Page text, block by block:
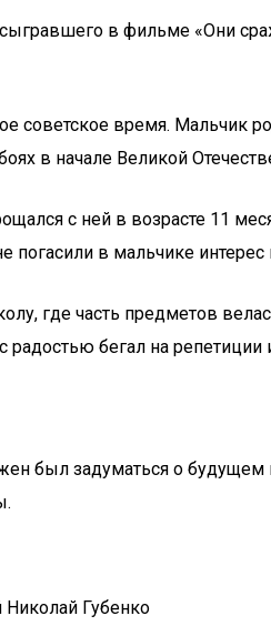
в фильме «Они
советское время. Мальчик
в начале Великой
с ней в возрасте 11
погасили в мальчике
где часть предметов
радостью бегал на
был задуматься о будущем
Губенко